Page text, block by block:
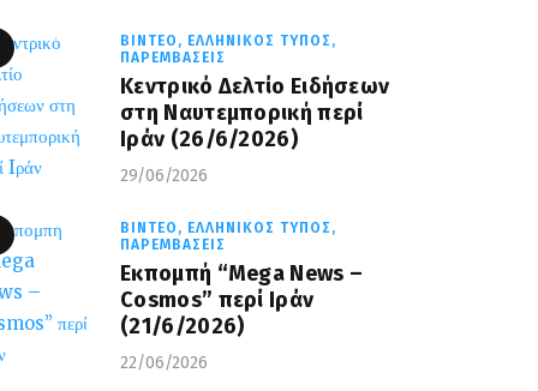
ΒΊΝΤΕΟ, ΕΛΛΗΝΙΚΌΣ ΤΎΠΟΣ,
ΠΑΡΕΜΒΆΣΕΙΣ
Κεντρικό Δελτίο Ειδήσεων
στη Ναυτεμπορική περί
Iράν (26/6/2026)
29/06/2026
ΒΊΝΤΕΟ, ΕΛΛΗΝΙΚΌΣ ΤΎΠΟΣ,
ΠΑΡΕΜΒΆΣΕΙΣ
Eκπομπή “Mega News –
Cosmos” περί Ιράν
(21/6/2026)
22/06/2026